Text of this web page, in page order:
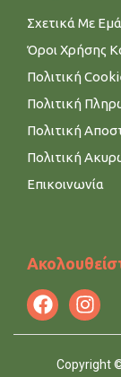
Σχετικά Με
Όροι Χρήσης
Πολιτική
Πολιτική
Πολιτική
Πολιτική
Επικοινωνία
Copyright